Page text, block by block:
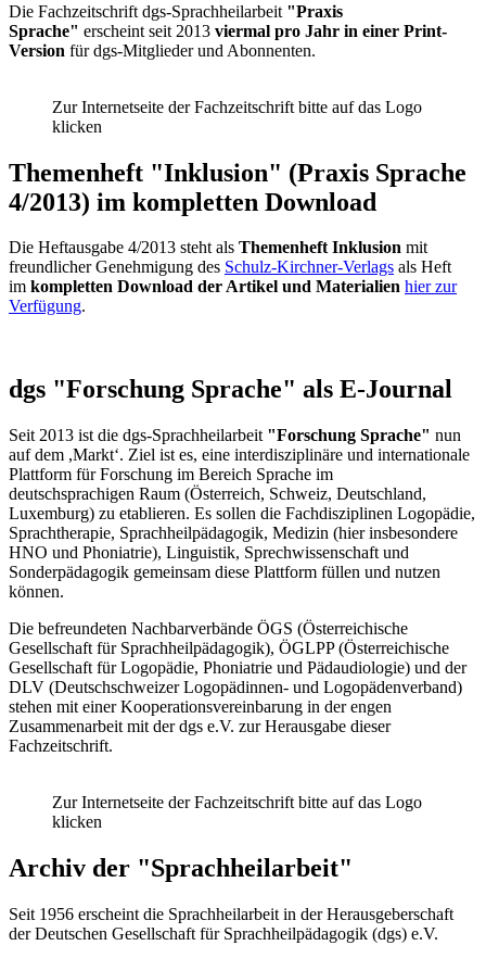
Die Fachzeitschrift dgs-Sprachheilarbeit "Praxis
Sprache" erscheint seit 2013 viermal pro Jahr in einer Print-
Version für dgs-Mitglieder und Abonnenten.
Zur Internetseite der Fachzeitschrift bitte auf das Logo
klicken
Themenheft "Inklusion" (Praxis Sprache
4/2013) im kompletten Download
Die Heftausgabe 4/2013 steht als Themenheft Inklusion mit
freundlicher Genehmigung des Schulz-Kirchner-Verlags als Heft
im kompletten Download der Artikel und Materialien hier zur
Verfügung.
dgs "Forschung Sprache" als E-Journal
Seit 2013 ist die dgs-Sprachheilarbeit "Forschung Sprache" nun
auf dem ,Markt‘. Ziel ist es, eine interdisziplinäre und internationale
Plattform für Forschung im Bereich Sprache im
deutschsprachigen Raum (Österreich, Schweiz, Deutschland,
Luxemburg) zu etablieren. Es sollen die Fachdisziplinen Logopädie,
Sprachtherapie, Sprachheilpädagogik, Medizin (hier insbesondere
HNO und Phoniatrie), Linguistik, Sprechwissenschaft und
Sonderpädagogik gemeinsam diese Plattform füllen und nutzen
können.
Die befreundeten Nachbarverbände ÖGS (Österreichische
Gesellschaft für Sprachheilpädagogik), ÖGLPP (Österreichische
Gesellschaft für Logopädie, Phoniatrie und Pädaudiologie) und der
DLV (Deutschschweizer Logopädinnen- und Logopädenverband)
stehen mit einer Kooperationsvereinbarung in der engen
Zusammenarbeit mit der dgs e.V. zur Herausgabe dieser
Fachzeitschrift.
Zur Internetseite der Fachzeitschrift bitte auf das Logo
klicken
Archiv der "Sprachheilarbeit"
Seit 1956 erscheint die Sprachheilarbeit in der Herausgeberschaft
der Deutschen Gesellschaft für Sprachheilpädagogik (dgs) e.V.